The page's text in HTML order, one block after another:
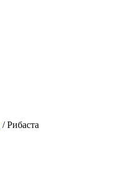
/ Рибаста